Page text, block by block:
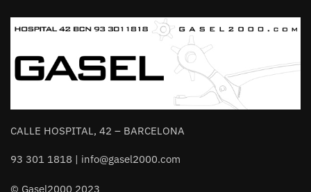
CALLE HOSPITAL, 42 – BARCELONA
93 301 1818 | info@gasel2000.com
© Gasel2000 2023